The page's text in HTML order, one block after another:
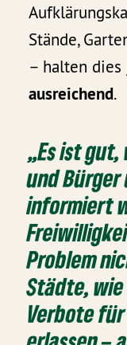
Stände,
– halten
ausreichend.
„Es ist
und
informiert
Problem
Städte,
Verbote